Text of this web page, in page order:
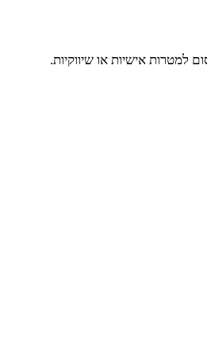
למטרות אישיות או שיווקיות.